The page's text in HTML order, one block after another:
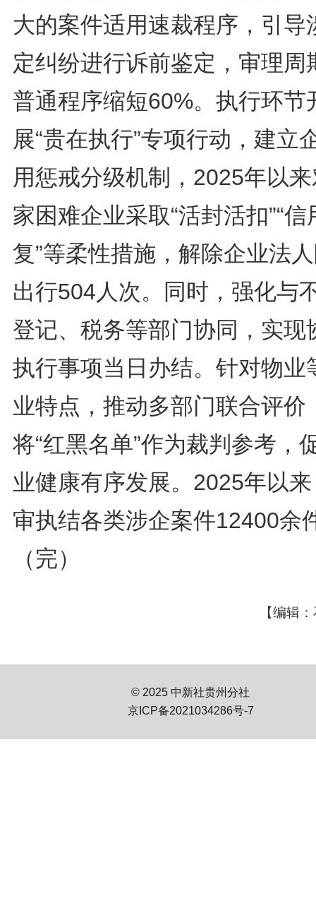
大的案件适用速裁程序，引导
定纠纷进行诉前鉴定，审理周
普通程序缩短60%。执行环节
展“贵在执行”专项行动，建立
用惩戒分级机制，2025年以
家困难企业采取“活封活扣”“信
复”等柔性措施，解除企业法
出行504人次。同时，强化与
登记、税务等部门协同，实现
执行事项当日办结。针对物业
业特点，推动多部门联合评价
将“红黑名单”作为裁判参考，
业健康有序发展。2025年以
审执结各类涉企案件12400余
（完）
【编辑
© 2025 中新社贵州分社
京ICP备2021034286号-7